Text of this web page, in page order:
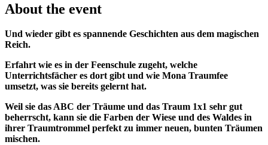
About the event
Und wieder gibt es spannende Geschichten aus dem magischen
Reich.
Erfahrt wie es in der Feenschule zugeht, welche
Unterrichtsfächer es dort gibt und wie Mona Traumfee
umsetzt, was sie bereits gelernt hat.
Weil sie das ABC der Träume und das Traum 1x1 sehr gut
beherrscht, kann sie die Farben der Wiese und des Waldes in
ihrer Traumtrommel perfekt zu immer neuen, bunten Träumen
mischen.